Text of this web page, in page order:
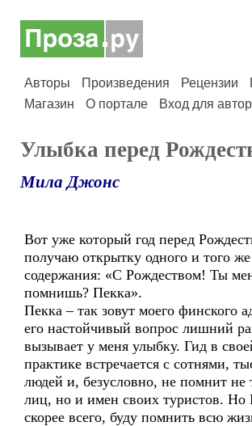
Авторы Произведения Рецензии
Магазин
О портале Вход для
Улыбка перед
Мила Джонс
Вот уже который год перед
получаю открытку одного и того же
содержания: «С Рождеством! Ты
помнишь? Пекка».
Пекка – так зовут моего финского
его настойчивый вопрос лишний
вызывает у меня улыбку. Гид в
практике встречается с сотнями,
людей и, безусловно, не помнит не
лиц, но и имен своих туристов. Но
скорее всего, буду помнить всю